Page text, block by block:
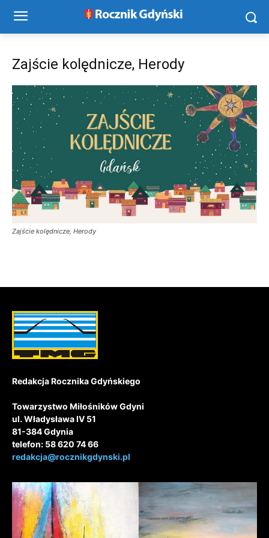
Zajście kolędnicze, Herody
Zajście kolędnicze, Herody
Redakcja Rocznika Gdyńskiego
Towarzystwo Miłośników Gdyni
ul. Władysława IV 51
81-384 Gdynia
telefon: 58 620 74 66
redakcja@rocznikgdynski.pl